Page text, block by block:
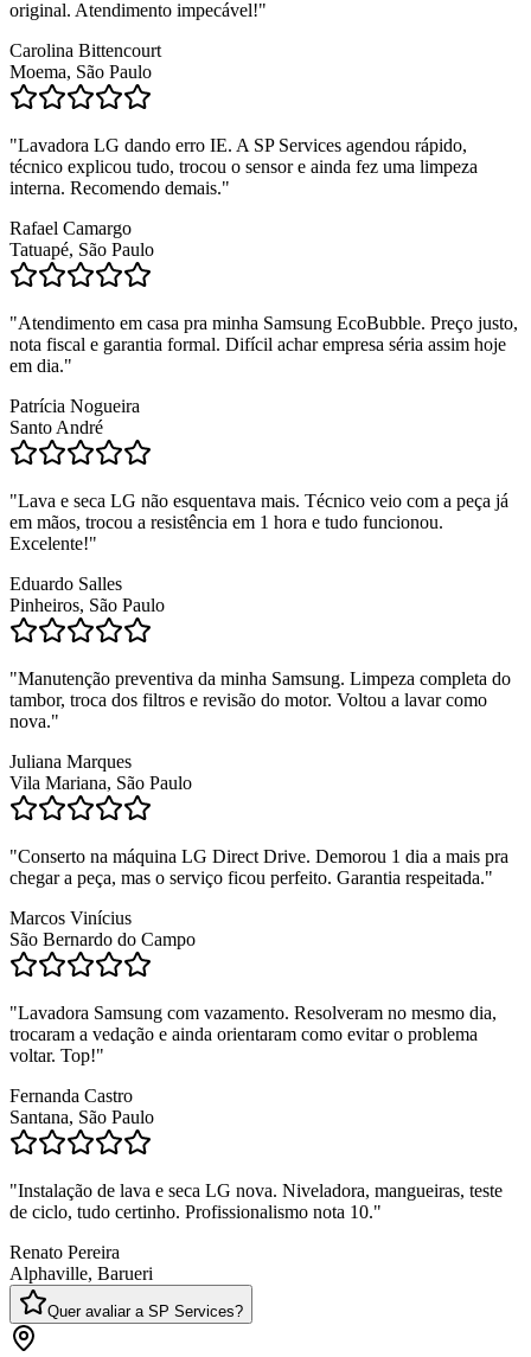
original. Atendimento impecável!"
Carolina Bittencourt
Moema, São Paulo
"Lavadora LG dando erro IE. A SP Services agendou rápido,
técnico explicou tudo, trocou o sensor e ainda fez uma limpeza
interna. Recomendo demais."
Rafael Camargo
Tatuapé, São Paulo
"Atendimento em casa pra minha Samsung EcoBubble. Preço justo,
nota fiscal e garantia formal. Difícil achar empresa séria assim hoje
em dia."
Patrícia Nogueira
Santo André
"Lava e seca LG não esquentava mais. Técnico veio com a peça já
em mãos, trocou a resistência em 1 hora e tudo funcionou.
Excelente!"
Eduardo Salles
Pinheiros, São Paulo
"Manutenção preventiva da minha Samsung. Limpeza completa do
tambor, troca dos filtros e revisão do motor. Voltou a lavar como
nova."
Juliana Marques
Vila Mariana, São Paulo
"Conserto na máquina LG Direct Drive. Demorou 1 dia a mais pra
chegar a peça, mas o serviço ficou perfeito. Garantia respeitada."
Marcos Vinícius
São Bernardo do Campo
"Lavadora Samsung com vazamento. Resolveram no mesmo dia,
trocaram a vedação e ainda orientaram como evitar o problema
voltar. Top!"
Fernanda Castro
Santana, São Paulo
"Instalação de lava e seca LG nova. Niveladora, mangueiras, teste
de ciclo, tudo certinho. Profissionalismo nota 10."
Renato Pereira
Alphaville, Barueri
Quer avaliar a SP Services?